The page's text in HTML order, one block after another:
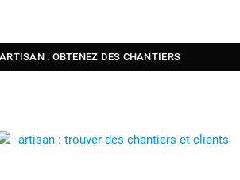
ARTISAN : OBTENEZ DES CHANTIERS